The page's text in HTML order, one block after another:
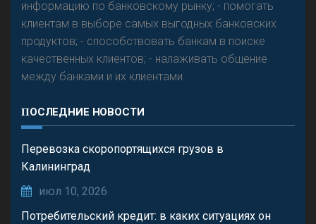
информацию по банковскому рынку; - помогать
клиентам в выборе самых выгодных банковских
продуктов; - способствовать банкам в поиске
качественных клиентов; - налаживать общение
между банками и их клиентами.
ПОСЛЕДНИЕ НОВОСТИ
Перевозка скоропортящихся грузов в
Калининград
июл 10, 2026
Потребительский кредит: в каких ситуациях он